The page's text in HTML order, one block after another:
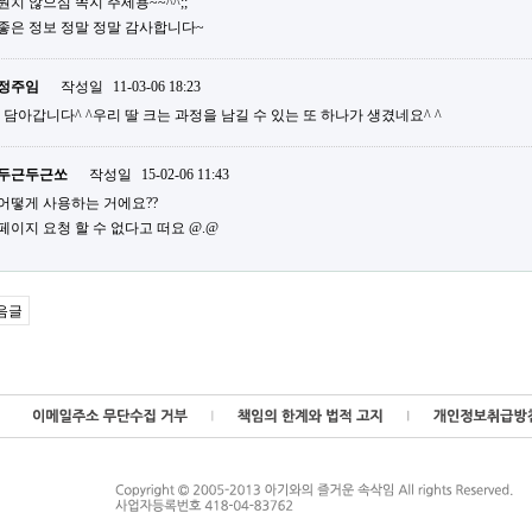
은 정보 정말 정말 감사합니다~
주임 작성일
11-03-06 18:23
아갑니다^ ^우리 딸 크는 과정을 남길 수 있는 또 하나가 생겼네요^ ^
근두근쏘 작성일
15-02-06 11:43
떻게 사용하는 거에요??
이지 요청 할 수 없다고 떠요 @.@
글